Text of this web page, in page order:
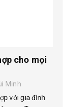
cho mọi
Minh
với gia đình